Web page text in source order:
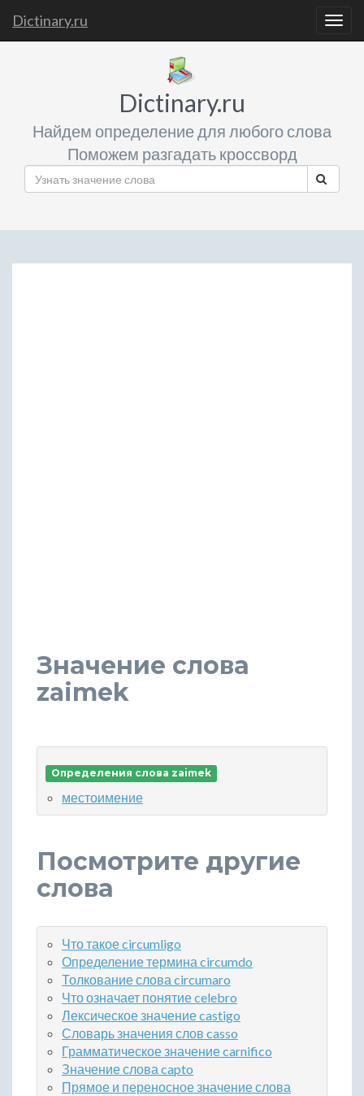
Dictinary.ru
Dictinary.ru
Найдем определение для любого слова
Поможем разгадать кроссворд
Значение слова
zaimek
Определения слова zaimek
местоимение
Посмотрите другие
слова
Что такое circumligo
Определение термина circumdo
Толкование слова circumaro
Что означает понятие celebro
Лексическое значение castigo
Словарь значения слов casso
Грамматическое значение carnifico
Значение слова capto
Прямое и переносное значение слова